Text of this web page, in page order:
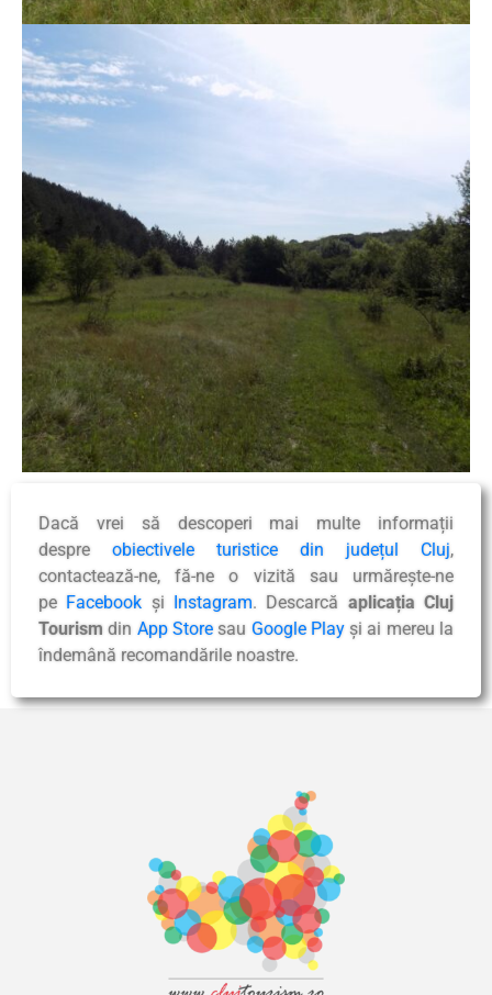
Dacă vrei să descoperi mai multe informații
despre obiectivele turistice din județul Cluj,
contactează-ne, fă-ne o vizită sau urmărește-ne
pe Facebook și Instagram. Descarcă aplicația Cluj
Tourism din App Storesau Google Playși ai mereu la
îndemână recomandările noastre.